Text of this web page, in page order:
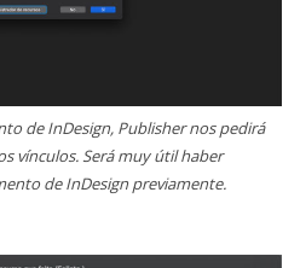
de InDesign, Publisher nos pedirá
vínculos. Será muy útil haber
de InDesign previamente.